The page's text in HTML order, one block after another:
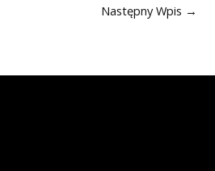
Następny Wpis →